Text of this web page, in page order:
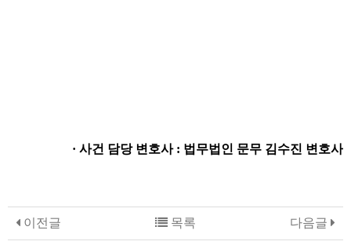
· 사건 담당 변호사 : 법무법인 문무 김수진 변호사
이전글 다음글
목록